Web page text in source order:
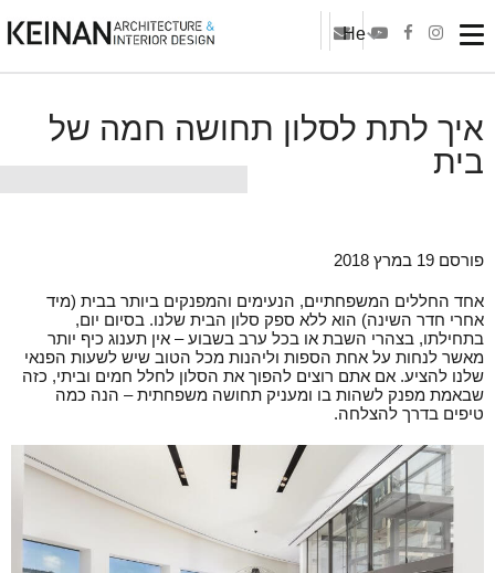
He
איך לתת לסלון תחושה חמה של
בית
פורסם 19 במרץ 2018
אחד החללים המשפחתיים, הנעימים והמפנקים ביותר בבית (מיד
אחרי חדר השינה) הוא ללא ספק סלון הבית שלנו. בסיום יום,
בתחילתו, בצהרי השבת או בכל ערב בשבוע – אין תענוג כיף יותר
מאשר לנחות על אחת הספות וליהנות מכל הטוב שיש לשעות הפנאי
שלנו להציע. אם אתם רוצים להפוך את הסלון לחלל חמים וביתי, כזה
שבאמת מפנק לשהות בו ומעניק תחושה משפחתית – הנה כמה
טיפים בדרך להצלחה.